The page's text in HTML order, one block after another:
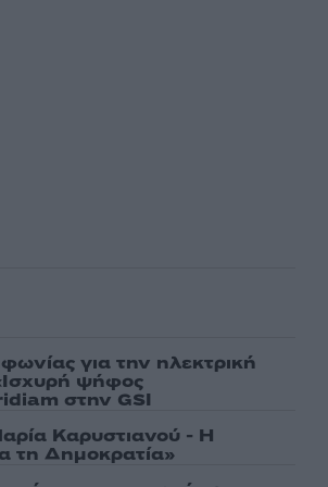
για την ηλεκτρική
ψήφος
στην GSI
Καρυστιανού - Η
τη Δημοκρατία»